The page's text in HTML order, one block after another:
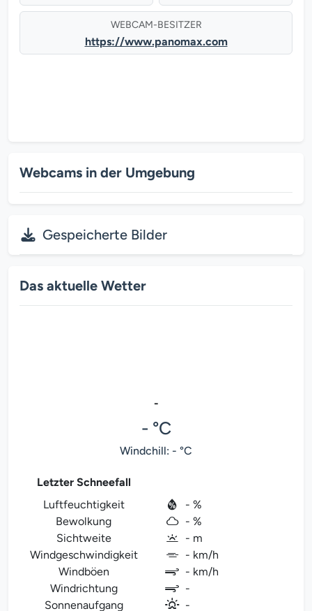
WEBCAM-BESITZER
https://www.panomax.com
Webcams in der Umgebung
Gespeicherte Bilder
Das aktuelle Wetter
-
- °C
Windchill: - °C
Letzter Schneefall
Luftfeuchtigkeit
- %
Bewolkung
- %
Sichtweite
- m
Windgeschwindigkeit
- km/h
Windböen
- km/h
Windrichtung
-
Sonnenaufgang
-